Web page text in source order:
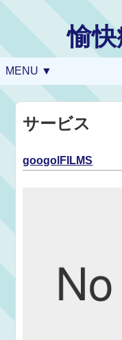
愉
MENU ▼
サービス
googolFILMS